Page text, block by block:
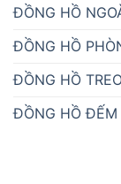
ĐỒNG HỒ
ĐỒNG HỒ
ĐỒNG HỒ
ĐỒNG HỒ ĐẾM